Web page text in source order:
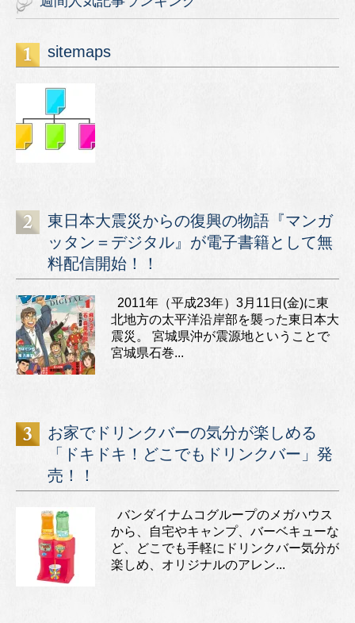
sitemaps
東日本大震災からの復興の物語『マンガ
ッタン＝デジタル』が電子書籍として無
料配信開始！！
2011年（平成23年）3月11日(金)に東
北地方の太平洋沿岸部を襲った東日本大
震災。 宮城県沖が震源地ということで
宮城県石巻...
お家でドリンクバーの気分が楽しめる
「ドキドキ！どこでもドリンクバー」発
売！！
バンダイナムコグループのメガハウス
から、自宅やキャンプ、バーベキューな
ど、どこでも手軽にドリンクバー気分が
楽しめ、オリジナルのアレン...